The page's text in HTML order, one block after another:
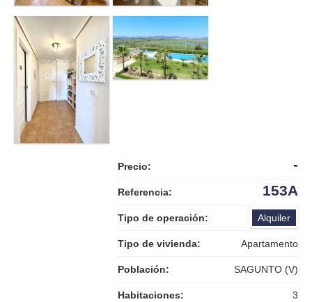
Precio: -
Referencia: 153A
Tipo de operación: Alquiler
Tipo de vivienda: Apartamento
Población: SAGUNTO (V)
Habitaciones:
3